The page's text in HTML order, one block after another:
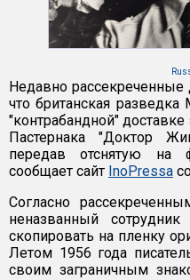
Недавно
что британская
"контрабандной"
Пастернака "Доктор
передав отснятую на
сообщает сайт InoPressa
Согласно
неназванный
скопировать на пленку
Летом 1956 года
своим заграничным